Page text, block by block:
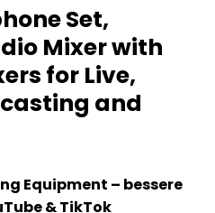
Set,
Mixer with
for Live,
and
Equipment – bessere
& TikTok